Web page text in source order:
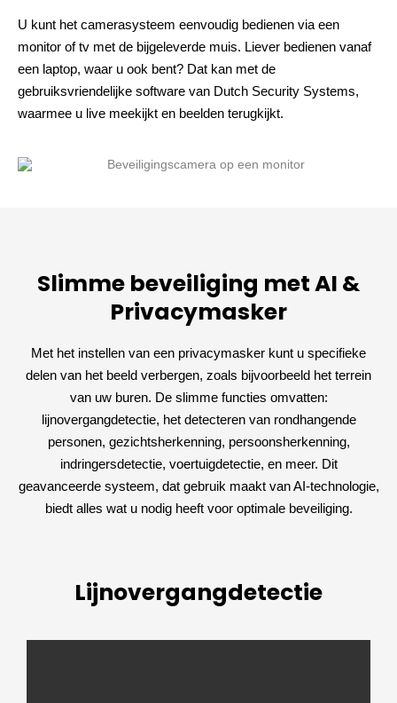
U kunt het camerasysteem eenvoudig bedienen via een
monitor of tv met de bijgeleverde muis. Liever bedienen vanaf
een laptop, waar u ook bent? Dat kan met de
gebruiksvriendelijke software van Dutch Security Systems,
waarmee u live meekijkt en beelden terugkijkt.
Slimme beveiliging met AI &
Privacymasker
Met het instellen van een privacymasker kunt u specifieke
delen van het beeld verbergen, zoals bijvoorbeeld het terrein
van uw buren. De slimme functies omvatten:
lijnovergangdetectie, het detecteren van rondhangende
personen, gezichtsherkenning, persoonsherkenning,
indringersdetectie, voertuigdetectie, en meer. Dit
geavanceerde systeem, dat gebruik maakt van AI-technologie,
biedt alles wat u nodig heeft voor optimale beveiliging.
Lijnovergangdetectie